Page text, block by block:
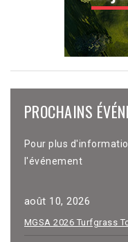
PROCHAINS
Pour plus
l'événement
août 10, 2026
MGSA 2026 Turfgrass